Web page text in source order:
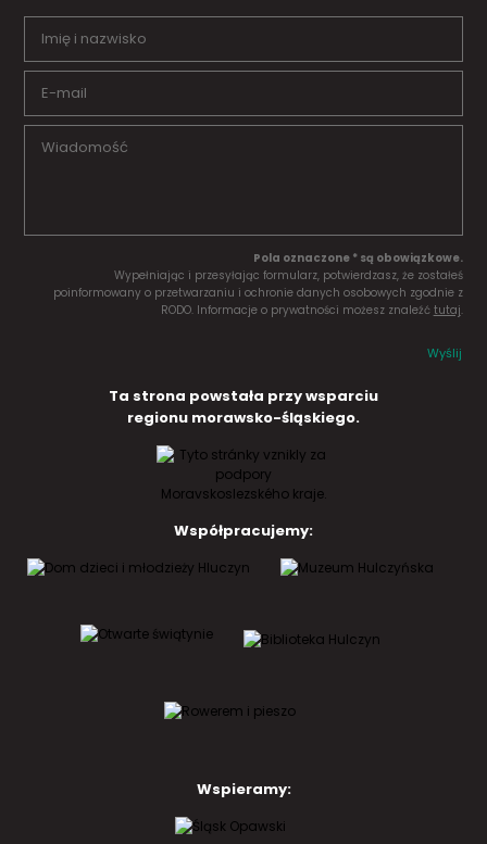
Pola oznaczone * są obowiązkowe.
Wypełniając i przesyłając formularz, potwierdzasz, że zostałeś
poinformowany o przetwarzaniu i ochronie danych osobowych zgodnie z
RODO. Informacje o prywatności możesz znaleźć tutaj.
Wyślij
Ta strona powstała przy wsparciu
regionu morawsko-śląskiego.
Współpracujemy:
Wspieramy: